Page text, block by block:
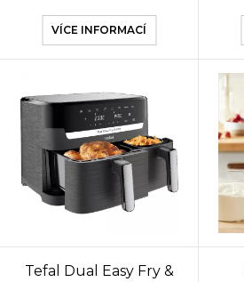
VÍCE INFORMACÍ
Tefal Dual Easy Fry &